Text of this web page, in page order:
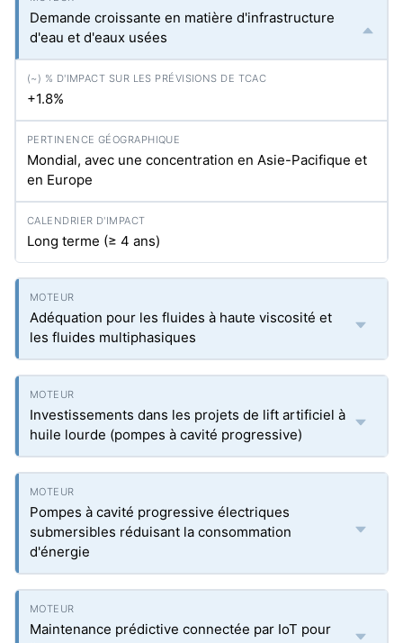
Demande croissante en matière d'infrastructure
d'eau et d'eaux usées
+1.8%
Mondial, avec une concentration en Asie-Pacifique et
en Europe
Long terme (≥ 4 ans)
Adéquation pour les fluides à haute viscosité et
les fluides multiphasiques
Investissements dans les projets de lift artificiel à
huile lourde (pompes à cavité progressive)
Pompes à cavité progressive électriques
submersibles réduisant la consommation
d'énergie
Maintenance prédictive connectée par IoT pour